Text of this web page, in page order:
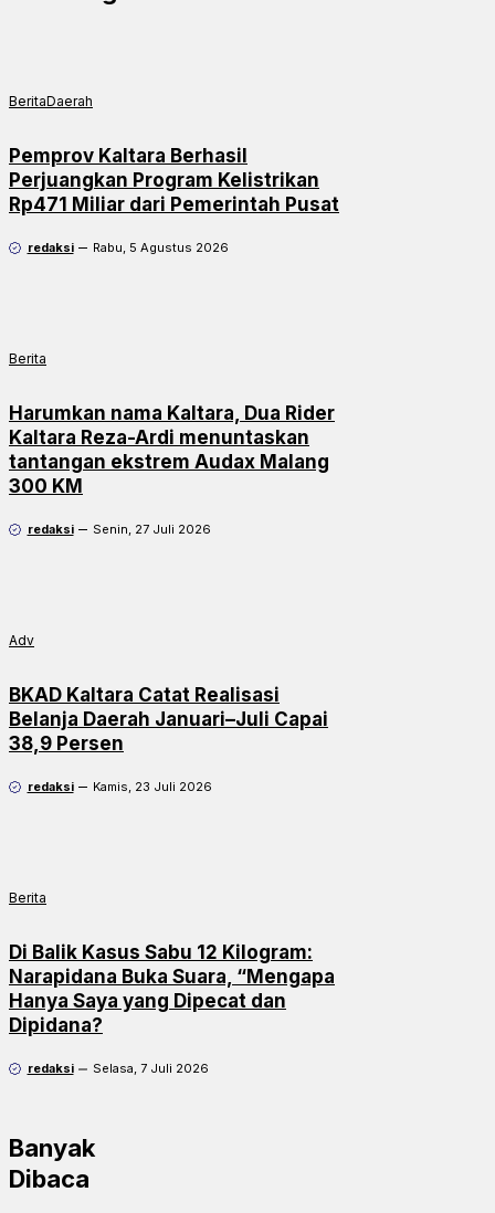
BeritaDaerah
Pemprov Kaltara Berhasil
Perjuangkan Program Kelistrikan
Rp471 Miliar dari Pemerintah Pusat
redaksi Rabu, 5 Agustus 2026
Berita
Harumkan nama Kaltara, Dua Rider
Kaltara Reza-Ardi menuntaskan
tantangan ekstrem Audax Malang
300 KM
redaksi Senin, 27 Juli 2026
Adv
BKAD Kaltara Catat Realisasi
Belanja Daerah Januari–Juli Capai
38,9 Persen
redaksi Kamis, 23 Juli 2026
Berita
Di Balik Kasus Sabu 12 Kilogram:
Narapidana Buka Suara, “Mengapa
Hanya Saya yang Dipecat dan
Dipidana?
redaksi Selasa, 7 Juli 2026
Banyak
Dibaca